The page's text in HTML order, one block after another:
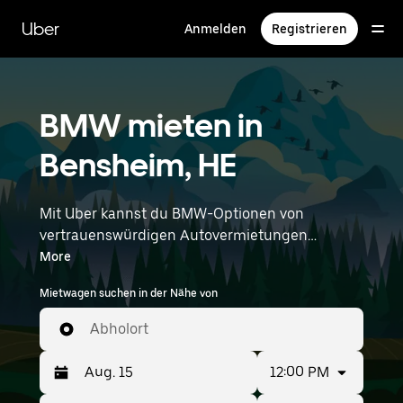
zum
Hauptinhalt
Uber Anmelden Registrieren
BMW mieten in
Bensheim, HE
Mit Uber kannst du BMW-Optionen von
vertrauenswürdigen Autovermietungen
durchstöbern. Finde den richtigen Leihwagen
von BMW für Besorgungen, Roadtrips oder
tägliche Fahrten. Egal, ob du Preis, Größe oder
Stil priorisierst: Hier findest du Optionen, die
deinen Wünschen entsprechen. Gib deine Zeit-
und Standortangaben (z. B. Frankfurt Airport)
ein, um BMW-Vermietungen in deiner Nähe zu
More
Mietwagen suchen in der Nähe von
Abholort
12:00 PM